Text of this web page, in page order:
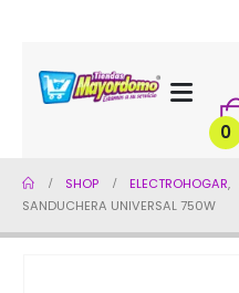
0
SHOP ELECTROHOGAR,
SANDUCHERA UNIVERSAL 750W